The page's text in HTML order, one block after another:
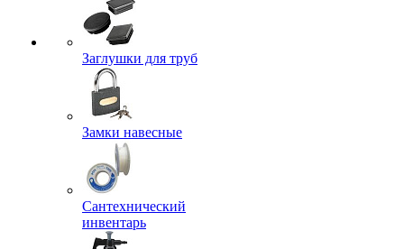
Заглушки для труб
Замки навесные
Сантехнический
инвентарь